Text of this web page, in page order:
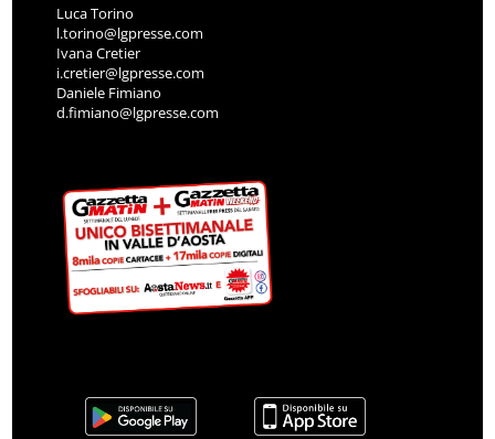
Luca Torino
l.torino@lgpresse.com
Ivana Cretier
i.cretier@lgpresse.com
Daniele Fimiano
d.fimiano@lgpresse.com